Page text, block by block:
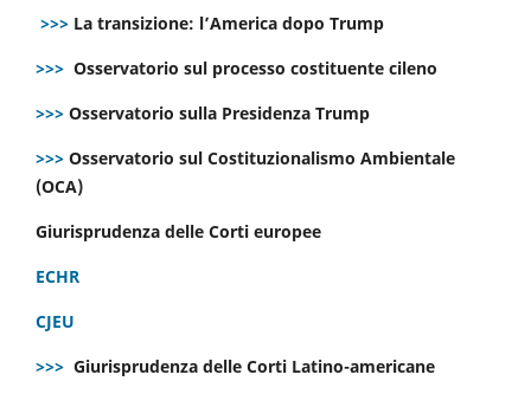
>>> La transizione: l’America dopo Trump
>>> Osservatorio sul processo costituente cileno
>>> Osservatorio sulla Presidenza Trump
>>> Osservatorio sul Costituzionalismo Ambientale
(OCA)
Giurisprudenza delle Corti europee
ECHR
CJEU
>>> Giurisprudenza delle Corti Latino-americane